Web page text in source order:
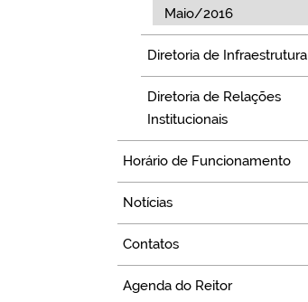
Maio/2016
Diretoria de Infraestrutura
Diretoria de Relações
Institucionais
Horário de Funcionamento
Notícias
Contatos
Agenda do Reitor